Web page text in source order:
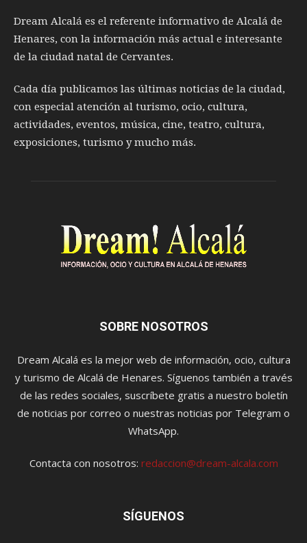
Dream Alcalá es el referente informativo de Alcalá de
Henares, con la información más actual e interesante
de la ciudad natal de Cervantes.
Cada día publicamos las últimas noticias de la ciudad,
con especial atención al turismo, ocio, cultura,
actividades, eventos, música, cine, teatro, cultura,
exposiciones, turismo y mucho más.
SOBRE NOSOTROS
Dream Alcalá es la mejor web de información, ocio, cultura
y turismo de Alcalá de Henares. Síguenos también a través
de las redes sociales, suscríbete gratis a nuestro boletín
de noticias por correo o nuestras noticias por Telegram o
WhatsApp.
Contacta con nosotros: redaccion@dream-alcala.com
SÍGUENOS